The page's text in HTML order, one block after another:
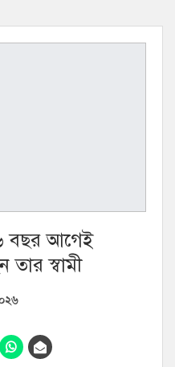
৬ বছর আগেই
স্বামী